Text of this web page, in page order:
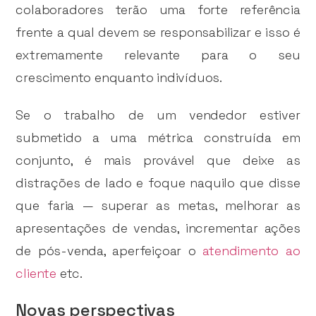
colaboradores terão uma forte referência
frente a qual devem se responsabilizar e isso é
extremamente relevante para o seu
crescimento enquanto indivíduos.
Se o trabalho de um vendedor estiver
submetido a uma métrica construída em
conjunto, é mais provável que deixe as
distrações de lado e foque naquilo que disse
que faria — superar as metas, melhorar as
apresentações de vendas, incrementar ações
de pós-venda, aperfeiçoar o atendimento ao
cliente etc.
Novas perspectivas